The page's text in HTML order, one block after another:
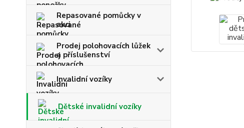
Repasované pomůcky v
akci
Prodej polohovacích lůžek
a příslušenství
Invalidní vozíky
Dětské invalidní vozíky